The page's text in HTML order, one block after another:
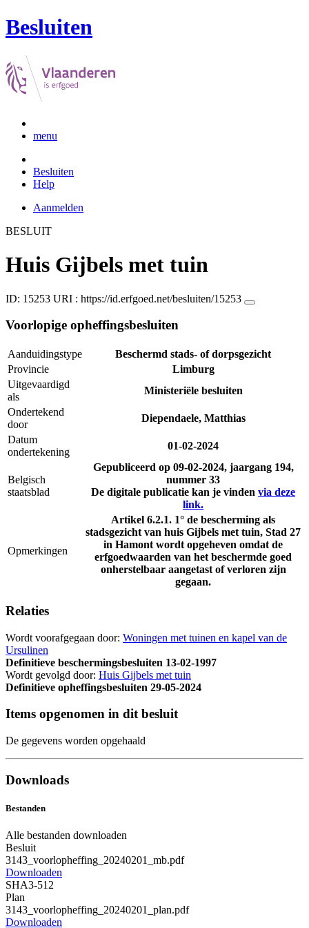
Besluiten
menu
Besluiten
Help
Aanmelden
BESLUIT
Huis Gijbels met tuin
ID: 15253 URI : https://id.erfgoed.net/besluiten/15253
Voorlopige opheffingsbesluiten
Aanduidingstype
Beschermd stads- of dorpsgezicht
Provincie
Limburg
Uitgevaardigd
als
Ministeriële besluiten
Ondertekend
door
Diependaele, Matthias
Datum
ondertekening
01-02-2024
Belgisch
staatsblad
Gepubliceerd op 09-02-2024, jaargang 194,
nummer 33
De digitale publicatie kan je vinden via deze
link.
Opmerkingen
Artikel 6.2.1. 1° de bescherming als
stadsgezicht van huis Gijbels met tuin, Stad 27
in Hamont wordt opgeheven omdat de
erfgoedwaarden van het beschermde goed
onherstelbaar aangetast of verloren zijn
gegaan.
Relaties
Wordt voorafgegaan door: Woningen met tuinen en kapel van de
Ursulinen
Definitieve beschermingsbesluiten 13-02-1997
Wordt gevolgd door: Huis Gijbels met tuin
Definitieve opheffingsbesluiten 29-05-2024
Items opgenomen in dit besluit
De gegevens worden opgehaald
Downloads
Bestanden
Alle bestanden downloaden
Besluit
3143_voorlopheffing_20240201_mb.pdf
Downloaden
SHA3-512
Plan
3143_voorlopheffing_20240201_plan.pdf
Downloaden